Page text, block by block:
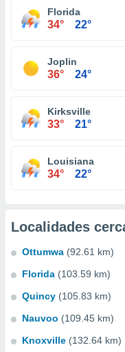
Florida
34° 22°
Joplin
36° 24°
Kirksville
33° 21°
Louisiana
34° 22°
Localidades
Ottumwa (92.61 km)
Florida (103.59 km)
Quincy (105.83 km)
Nauvoo (109.45 km)
Knoxville (132.64 km)